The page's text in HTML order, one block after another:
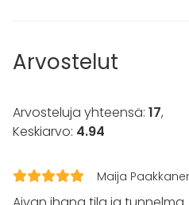
Kalusto
Astiasto
Tapahtumatyypit
Juhlat
Häät
Saunailta
Arvostelut
Arvosteluja yhteensä: 17,
Keskiarvo: 4.94
Maija